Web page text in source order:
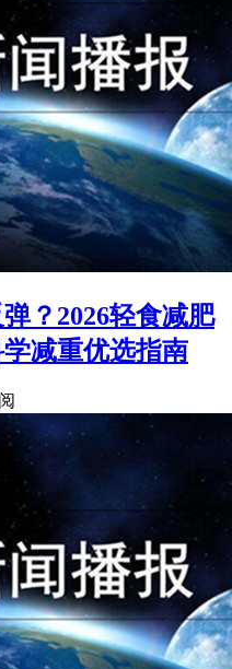
？2026轻食减肥
减重优选指南